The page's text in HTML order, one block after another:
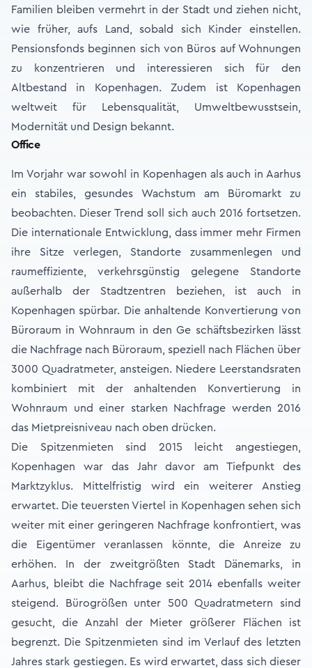
Familien bleiben vermehrt in der Stadt und ziehen nicht,
wie früher, aufs Land, sobald sich Kinder einstellen.
Pensionsfonds beginnen sich von Büros auf Wohnungen
zu konzentrieren und interessieren sich für den
Altbestand in Kopenhagen. Zudem ist Kopenhagen
weltweit für Lebensqualität, Umweltbewusstsein,
Modernität und Design bekannt.
Office
Im Vorjahr war sowohl in Kopenhagen als auch in Aarhus
ein stabiles, gesundes Wachstum am Büromarkt zu
beobachten. Dieser Trend soll sich auch 2016 fortsetzen.
Die internationale Entwicklung, dass immer mehr Firmen
ihre Sitze verlegen, Standorte zusammenlegen und
raumeffiziente, verkehrsgünstig gelegene Standorte
außerhalb der Stadtzentren beziehen, ist auch in
Kopenhagen spürbar. Die anhaltende Konvertierung von
Büroraum in Wohnraum in den Ge schäftsbezirken lässt
die Nachfrage nach Büroraum, speziell nach Flächen über
3000 Quadratmeter, ansteigen. Niedere Leerstandsraten
kombiniert mit der anhaltenden Konvertierung in
Wohnraum und einer starken Nachfrage werden 2016
das Mietpreisniveau nach oben drücken.
Die Spitzenmieten sind 2015 leicht angestiegen,
Kopenhagen war das Jahr davor am Tiefpunkt des
Marktzyklus. Mittelfristig wird ein weiterer Anstieg
erwartet. Die teuersten Viertel in Kopenhagen sehen sich
weiter mit einer geringeren Nachfrage konfrontiert, was
die Eigentümer veranlassen könnte, die Anreize zu
erhöhen. In der zweitgrößten Stadt Dänemarks, in
Aarhus, bleibt die Nachfrage seit 2014 ebenfalls weiter
steigend. Bürogrößen unter 500 Quadratmetern sind
gesucht, die Anzahl der Mieter größerer Flächen ist
begrenzt. Die Spitzenmieten sind im Verlauf des letzten
Jahres stark gestiegen. Es wird erwartet, dass sich dieser